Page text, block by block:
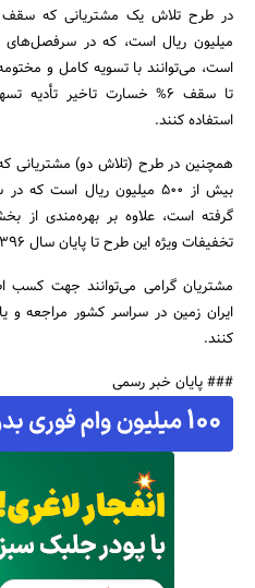
میلیون ریال است، که در سرفصل‌های
است، می‌توانند با تسویه کامل و
استفاده کنند.
همچنین در طرح (تلاش دو) مشتریانی
بیش از 500 میلیون ریال است
تخفیفات ویژه این طرح تا پایان سال 1396 استفاده کنند.
مشتریان گرامی می‌توانند جهت کسب
کنند.
### پایان خبر رسمی